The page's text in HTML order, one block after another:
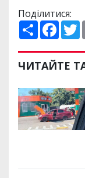
Поділитися:
П
о
и
р
и
и
F
a
e
b
o
k
t
t
e
ЧИТАЙТЕ